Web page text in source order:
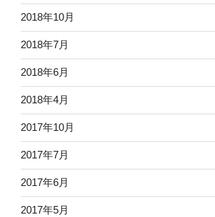
2018年10月
2018年7月
2018年6月
2018年4月
2017年10月
2017年7月
2017年6月
2017年5月